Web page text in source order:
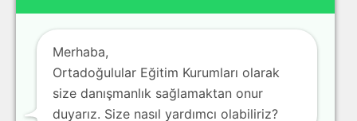
Dershaneler, Ankara Polatlı Dershane
Fiyatları
Pursaklar Dershane, En İyi Pursaklar
Merhaba,
Ortadoğulular Eğitim Kurumları olarak
size danışmanlık sağlamaktan onur
duyarız. Size nasıl yardımcı olabiliriz?